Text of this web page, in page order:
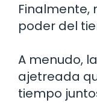
Finalmente,
poder del
A menudo,
ajetreada
tiempo